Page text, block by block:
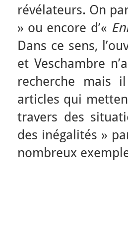
révélateurs. On
» ou encore d’«
Dans ce sens,
et Veschambre
recherche mais
articles qui
travers des
des inégalités »
nombreux